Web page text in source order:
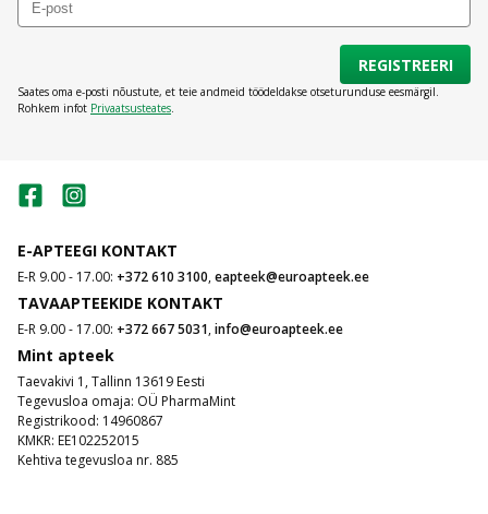
kergesti ärrituvale nahale. Sensibio tooted – alates
– aitavad vähendada punetust ja
ebamugavustunnet. Sensibio sari sobib igapäevaseks
kasutamiseks, pakkudes nahale rahustavat hooldust
Bioderma Sébium
Rasusele ja probleemsele nahale mõeldud Bioderma
Sébium sari aitab reguleerida rasueritust ja hoida
poorid puhtad. Tooted nagu Bioderma näopesugeel ja
Bioderma kreem aitavad vähendada vistrikke ja läiget,
jättes naha matiks ja värskeks. Sébium on ideaalne
valik aknele kalduva naha igapäevaseks hoolduseks
ning sobib kasutamiseks koos teiste
näohooldustoodetega
REGISTREERI
Saates oma e-posti nõustute, et teie andmeid töödeldakse otseturunduse eesmärgil.
Rohkem infot Privaatsusteates.
E-APTEEGI KONTAKT
E-R 9.00 - 17.00: +372 610 3100,eapteek@euroapteek.ee
TAVAAPTEEKIDE KONTAKT
E-R 9.00 - 17.00: +372 667 5031,info@euroapteek.ee
Mint apteek
Taevakivi 1, Tallinn 13619 Eesti
Tegevusloa omaja: OÜ PharmaMint
Registrikood: 14960867
KMKR: EE102252015
Kehtiva tegevusloa nr. 885